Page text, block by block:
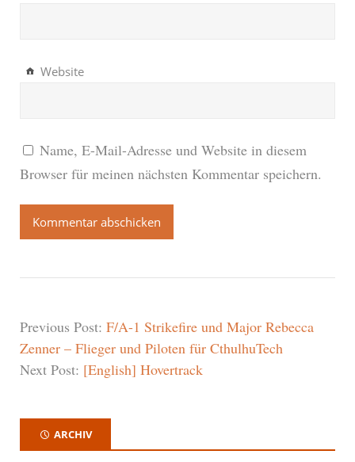
Website
Name, E-Mail-Adresse und Website in diesem
Browser für meinen nächsten Kommentar speichern.
Previous Post: F/A-1 Strikefire und Major Rebecca
Zenner – Flieger und Piloten für CthulhuTech
Next Post: [English] Hovertrack
ARCHIV